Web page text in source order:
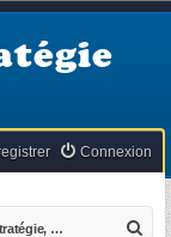
Connexion
Figurine et stratégie, qu'est ce que c'est ?